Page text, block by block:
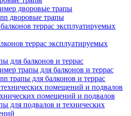
дворовые трапы
дворовые трапы
террас эксплуатируемых
для балконов и террас
трапы для балконов и террас
трапы для балконов и террас
помещений и подвалов
для подвалов и технических